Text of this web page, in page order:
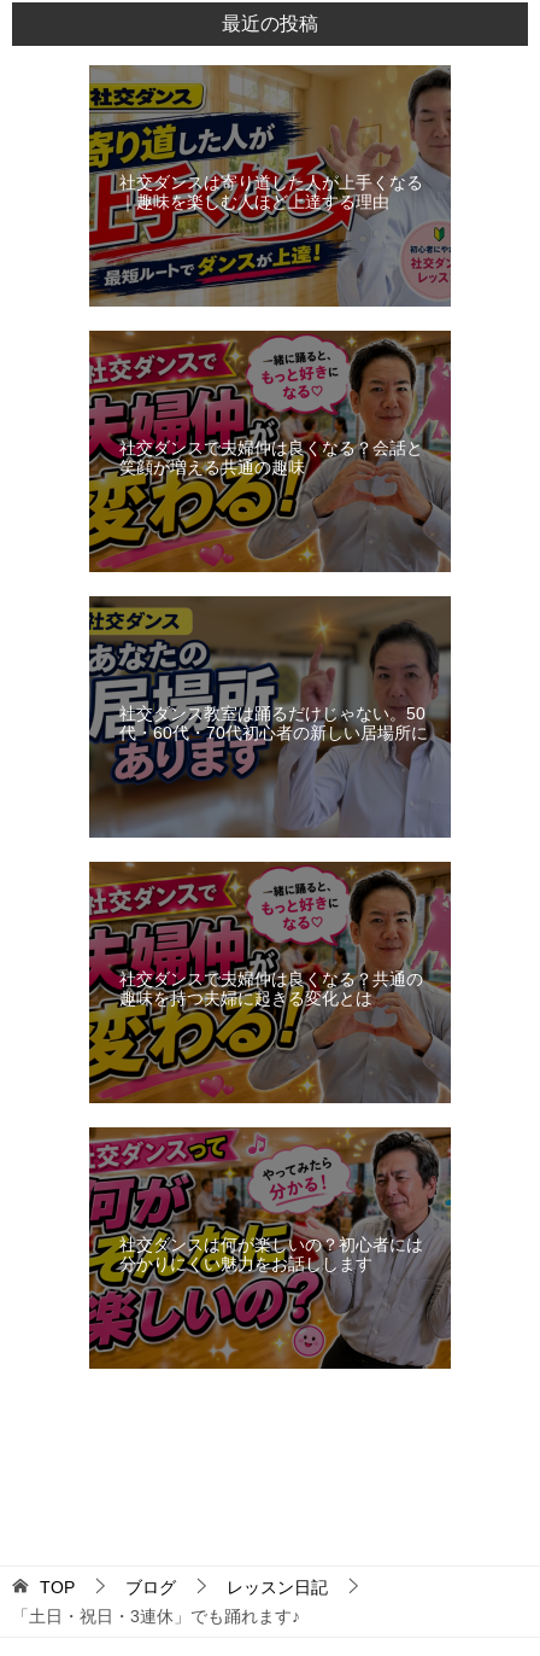
最近の投稿
社交ダンスは寄り道した人が上手くなる
｜趣味を楽しむ人ほど上達する理由
社交ダンスで夫婦仲は良くなる？会話と
笑顔が増える共通の趣味
社交ダンス教室は踊るだけじゃない。50
代・60代・70代初心者の新しい居場所に
社交ダンスで夫婦仲は良くなる？共通の
趣味を持つ夫婦に起きる変化とは
社交ダンスは何が楽しいの？初心者には
分かりにくい魅力をお話しします
TOP ブログ
レッスン日記
「土日・祝日・3連休」でも踊れます♪